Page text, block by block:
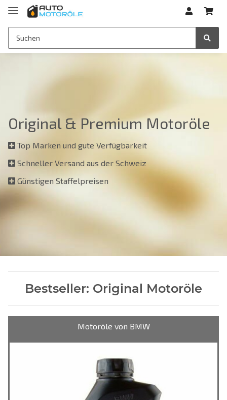
Original & Premium Motoröle
Top Marken und gute Verfügbarkeit
Schneller Versand aus der Schweiz
Günstigen Staffelpreisen
Bestseller: Original Motoröle
Motoröle von BMW